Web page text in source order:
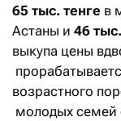
65 тыс. тенге в
Астаны и 46
выкупа цены
возрастного
молодых семей